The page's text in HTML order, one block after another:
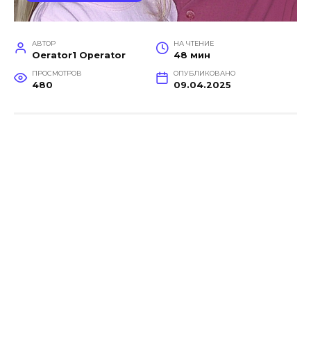
АВТОР
Oerator1 Operator
НА ЧТЕНИЕ
48 мин
ПРОСМОТРОВ
480
ОПУБЛИКОВАНО
09.04.2025